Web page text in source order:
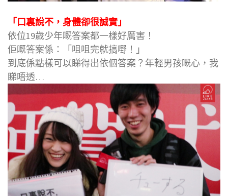
「口裏說不，身體卻很誠實」
依位19歲少年嘅答案都一樣好厲害！
佢嘅答案係：「咀咀完就搞嘢！」
到底係點樣可以睇得出依個答案？年輕男孩嘅心，我
睇唔透…